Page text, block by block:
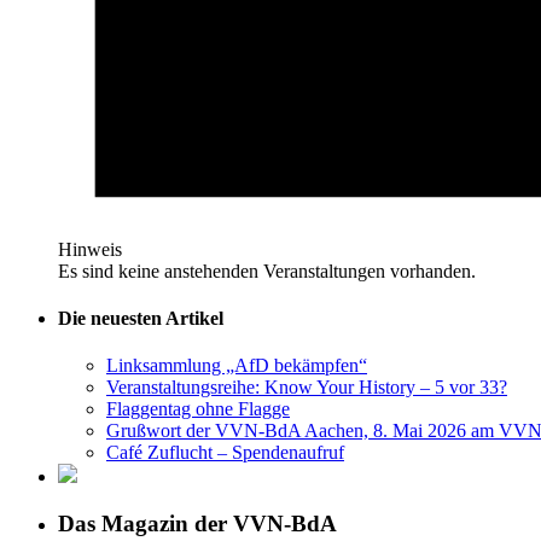
Hinweis
Es sind keine anstehenden Veranstaltungen vorhanden.
Die neuesten Artikel
Linksammlung „AfD bekämpfen“
Veranstaltungsreihe: Know Your History – 5 vor 33?
Flaggentag ohne Flagge
Grußwort der VVN-BdA Aachen, 8. Mai 2026 am
Café Zuflucht – Spendenaufruf
Das Magazin der VVN-BdA